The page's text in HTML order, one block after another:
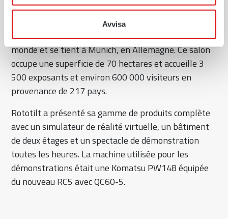
Avvisa
À propos de Bauma
Bauma est le plus grand salon de la construction au
monde et se tient à Munich, en Allemagne. Ce salon
occupe une superficie de 70 hectares et accueille 3
500 exposants et environ 600 000 visiteurs en
provenance de 217 pays.
Rototilt a présenté sa gamme de produits complète
avec un simulateur de réalité virtuelle, un bâtiment
de deux étages et un spectacle de démonstration
toutes les heures. La machine utilisée pour les
démonstrations était une Komatsu PW148 équipée
du nouveau RC5 avec QC60-5.